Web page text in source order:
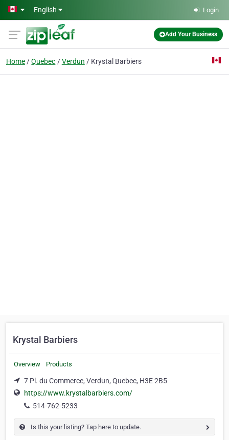
Skip to main content
English Login
Add Your Business
Home Quebec Verdun Krystal Barbiers
Krystal Barbiers
Overview Products
7 Pl. du Commerce, Verdun, Quebec, H3E 2B5
https://www.krystalbarbiers.com/
514-762-5233
Is this your listing? Tap here to update.